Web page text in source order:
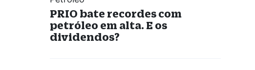
PRIO bate recordes com
petróleo em alta. E os
dividendos?